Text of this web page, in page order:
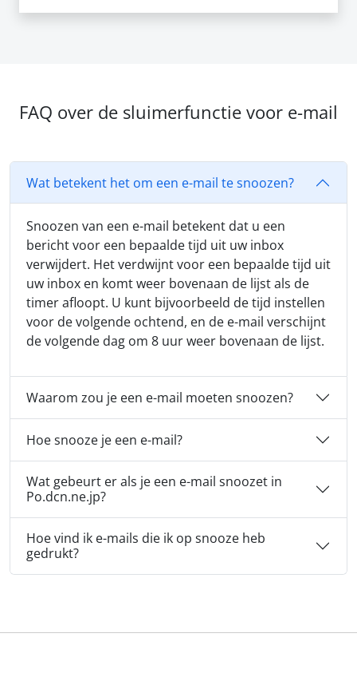
FAQ over de sluimerfunctie voor e-mail
Wat betekent het om een e-mail te snoozen?
Snoozen van een e-mail betekent dat u een
bericht voor een bepaalde tijd uit uw inbox
verwijdert. Het verdwijnt voor een bepaalde tijd uit
uw inbox en komt weer bovenaan de lijst als de
timer afloopt. U kunt bijvoorbeeld de tijd instellen
voor de volgende ochtend, en de e-mail verschijnt
de volgende dag om 8 uur weer bovenaan de lijst.
Waarom zou je een e-mail moeten snoozen?
Hoe snooze je een e-mail?
Wat gebeurt er als je een e-mail snoozet in
Po.dcn.ne.jp?
Hoe vind ik e-mails die ik op snooze heb
gedrukt?